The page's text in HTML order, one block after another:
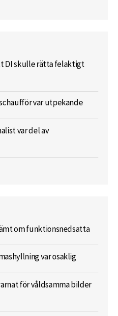
DI skulle rätta felaktigt
var utpekande
var del av
om funktionsnedsatta
var osaklig
för våldsamma bilder